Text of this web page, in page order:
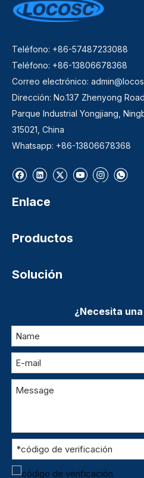
Teléfono: +86-57487233088
Teléfono: +86-13806678368
Correo electrónico:
Dirección: No.137 Zhenyong
Parque Industrial Yongjiang,
315021, China
Whatsapp: +86-13806678368
Enlace
Productos
Solución
¿Necesita